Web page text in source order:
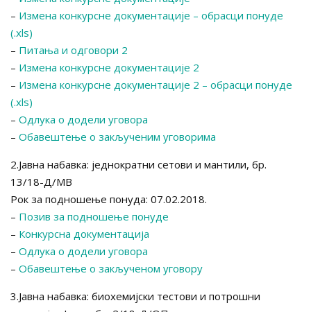
– Измена конкурсне документације – обрасци понуде
(.xls)
– Питања и одговори 2
– Измена конкурсне документације 2
– Измена конкурсне документације 2 – обрасци понуде
(.xls)
– Одлука о додели уговора
– Обавештење о закљученим уговорима
2.Јавна набавка: једнократни сетови и мантили, бр.
13/18-Д/МВ
Рок за подношење понуда: 07.02.2018.
– Позив за подношење понуде
– Конкурсна документација
– Одлука о додели уговора
– Обавештење о закљученом уговору
3.Јавна набавка: биохемијски тестови и потрошни